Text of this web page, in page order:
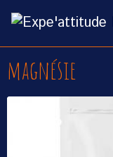
magnésie